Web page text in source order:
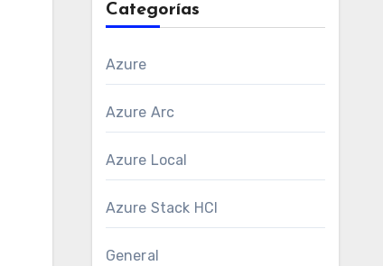
Categorías
Azure
Azure Arc
Azure Local
Azure Stack HCI
General